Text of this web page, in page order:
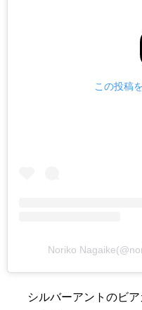
この投稿
Noriko
シルバーアントのビ